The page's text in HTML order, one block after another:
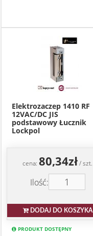
Elektrozaczep 1410 RF
12VAC/DC JIS
podstawowy Łucznik
Lockpol
cena:80,34zł/ szt.
Ilość:
DODAJ DO KOSZYKA
PRODUKT DOSTĘPNY